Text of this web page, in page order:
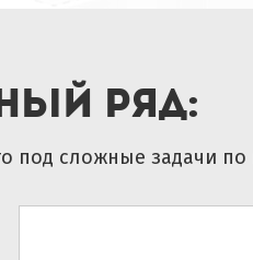
ряд:
под сложные задачи по